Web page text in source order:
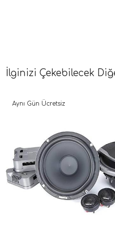
İlginizi Çekebilecek
Aynı Gün Ücretsiz